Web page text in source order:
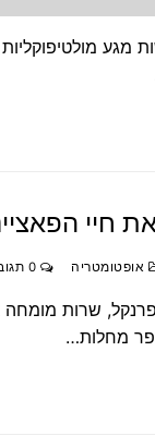
חיי
אופטומטריה
העין 2012 דר' שחר
מחלות…